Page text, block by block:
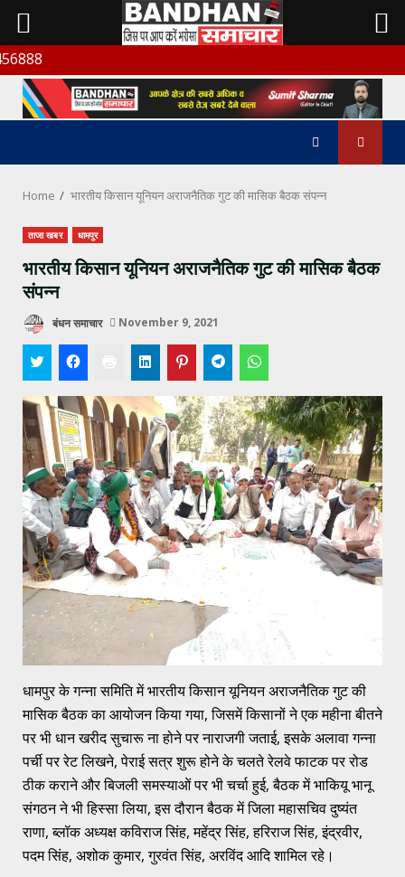
Skip
to
content
Home भारतीय किसान यूनियन अराजनैतिक गुट की मासिक बैठक संपन्न
ताजा खबर धामपुर
भारतीय किसान यूनियन अराजनैतिक गुट की मासिक बैठक
संपन्न
बंधन समाचार November 9, 2021
धामपुर के गन्ना समिति में भारतीय किसान यूनियन अराजनैतिक गुट की
मासिक बैठक का आयोजन किया गया, जिसमें किसानों ने एक महीना बीतने
पर भी धान खरीद सुचारू ना होने पर नाराजगी जताई, इसके अलावा गन्ना
पर्ची पर रेट लिखने, पेराई सत्र शुरू होने के चलते रेलवे फाटक पर रोड
ठीक कराने और बिजली समस्याओं पर भी चर्चा हुई, बैठक में भाकियू भानू
संगठन ने भी हिस्सा लिया, इस दौरान बैठक में जिला महासचिव दुष्यंत
राणा, ब्लॉक अध्यक्ष कविराज सिंह, महेंद्र सिंह, हरिराज सिंह, इंद्रवीर,
पदम सिंह, अशोक कुमार, गुरवंत सिंह, अरविंद आदि शामिल रहे।